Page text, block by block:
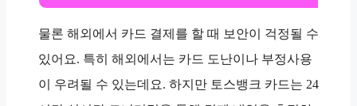
물론 해외에서 카드 결제를 할 때 보안이 걱정될 수
있어요. 특히 해외에서는 카드 도난이나 부정사용
이 우려될 수 있는데요. 하지만 토스뱅크 카드는 24